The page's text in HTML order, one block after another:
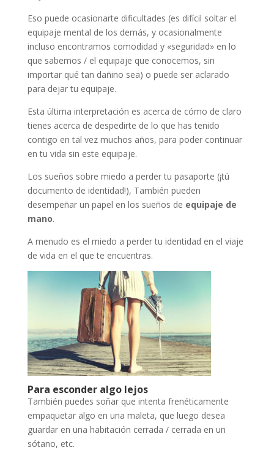
Eso puede ocasionarte dificultades (es difícil soltar el
equipaje mental de los demás, y ocasionalmente
incluso encontramos comodidad y «seguridad» en lo
que sabemos / el equipaje que conocemos, sin
importar qué tan dañino sea) o puede ser aclarado
para dejar tu equipaje.
Esta última interpretación es acerca de cómo de claro
tienes acerca de despedirte de lo que has tenido
contigo en tal vez muchos años, para poder continuar
en tu vida sin este equipaje.
Los sueños sobre miedo a perder tu pasaporte (¡tú
documento de identidad!), También pueden
desempeñar un papel en los sueños de equipaje de
mano.
A menudo es el miedo a perder tu identidad en el viaje
de vida en el que te encuentras.
Para esconder algo lejos
También puedes soñar que intenta frenéticamente
empaquetar algo en una maleta, que luego desea
guardar en una habitación cerrada / cerrada en un
sótano, etc.